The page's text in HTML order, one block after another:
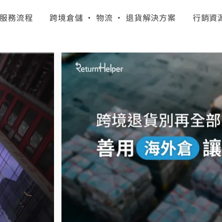
服務流程 跨境倉儲 · 物流 · 退貨解決方案 行銷資